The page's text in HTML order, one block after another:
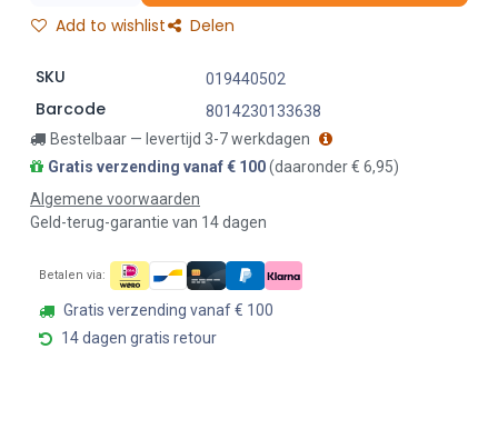
Add to wishlist Delen
SKU 019440502
Barcode
8014230133638
Bestelbaar — levertijd 3-7 werkdagen
Gratis verzending vanaf € 100(daaronder € 6,95)
Algemene voorwaarden
Geld-terug-garantie van 14 dagen
Betalen via:
Gratis verzending vanaf € 100
14 dagen gratis retour